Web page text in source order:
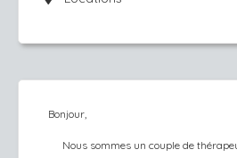
Bonjour,
Nous sommes un couple de